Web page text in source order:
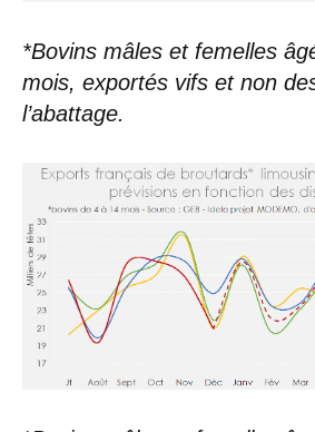
*Bovins mâles et femelles
mois, exportés vifs et non
l’abattage.